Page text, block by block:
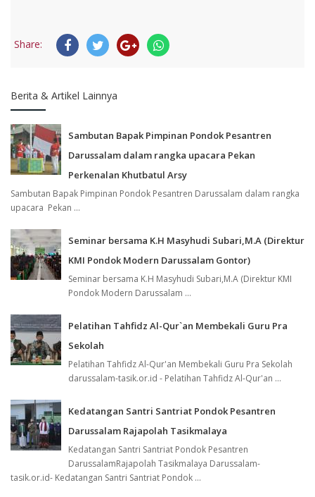
Share:
Berita & Artikel Lainnya
Sambutan Bapak Pimpinan Pondok Pesantren
Darussalam dalam rangka upacara Pekan
Perkenalan Khutbatul Arsy
Sambutan Bapak Pimpinan Pondok Pesantren Darussalam dalam rangka
upacara Pekan ...
Seminar bersama K.H Masyhudi Subari,M.A (Direktur
KMI Pondok Modern Darussalam Gontor)
Seminar bersama K.H Masyhudi Subari,M.A (Direktur KMI
Pondok Modern Darussalam ...
Pelatihan Tahfidz Al-Qur`an Membekali Guru Pra
Sekolah
Pelatihan Tahfidz Al-Qur'an Membekali Guru Pra Sekolah
darussalam-tasik.or.id - Pelatihan Tahfidz Al-Qur'an ...
Kedatangan Santri Santriat Pondok Pesantren
Darussalam Rajapolah Tasikmalaya
Kedatangan Santri Santriat Pondok Pesantren
DarussalamRajapolah Tasikmalaya Darussalam-
tasik.or.id- Kedatangan Santri Santriat Pondok ...